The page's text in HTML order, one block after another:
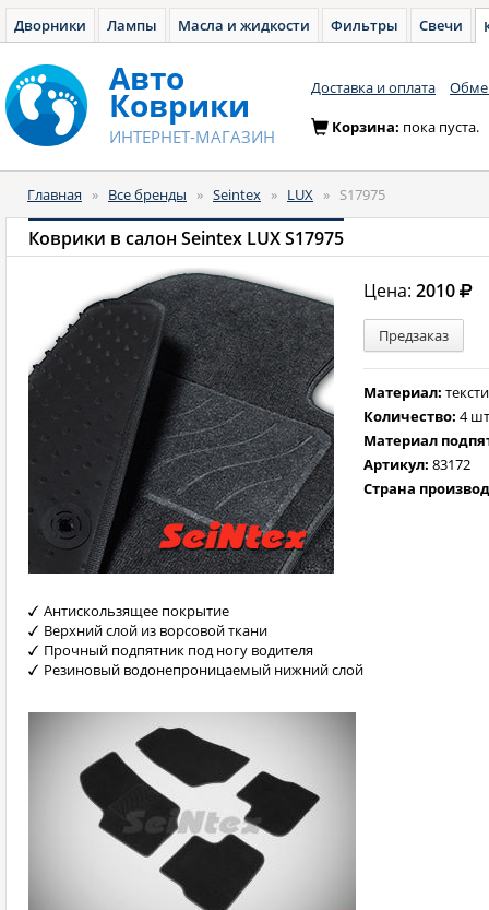
Дворники Лампы Масла и жидкости Фильтры Свечи
Авто
Коврики
ИНТЕРНЕТ-МАГАЗИН
Доставка и оплата
Корзина: пока пуста.
Главная » Все бренды » Seintex » LUX » S17975
Коврики в салон Seintex LUX S17975
Цена:2010
Предзаказ
Материал:
Количество:4
Материал
Артикул:83172
Страна
Антискользящее покрытие
Верхний слой из ворсовой ткани
Прочный подпятник под ногу водителя
Резиновый водонепроницаемый нижний слой